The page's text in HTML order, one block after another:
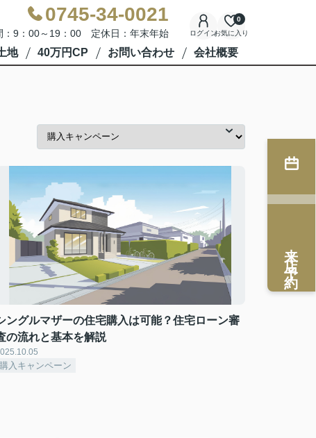
0745-34-0021
：9：00～19：00 定休日：年末年始 ログインお気に入り
0
地 40万円CP お問い合わせ 会社概要
ングルマザーの住宅購入は可能？住宅ローン審
の流れと基本を解説
購入キャンペーン
来店予約